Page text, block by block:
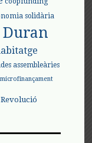
solidària
assembleàries
microfinançament
Revolució